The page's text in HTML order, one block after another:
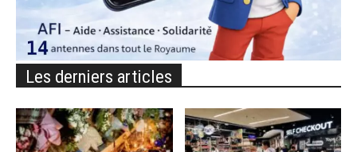
Les derniers articles